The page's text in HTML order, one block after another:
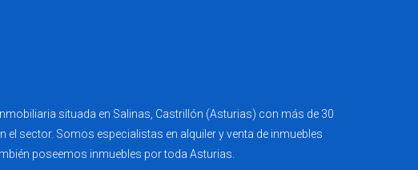
situada en Salinas, Castrillón (Asturias) con más de 30
el sector. Somos especialistas en alquiler y venta de inmuebles
poseemos inmuebles por toda Asturias.